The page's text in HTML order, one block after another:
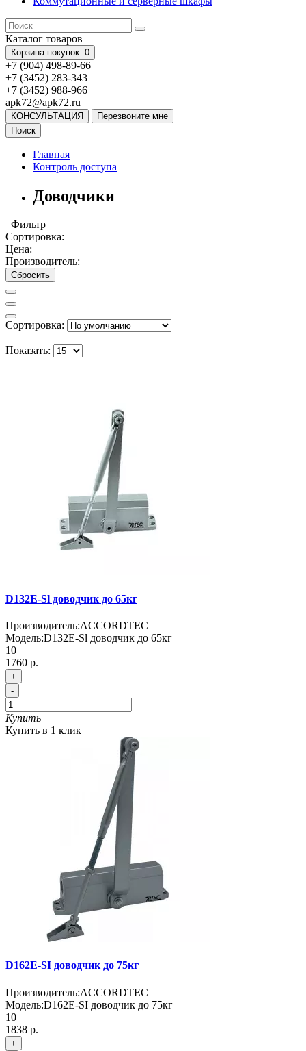
Каталог товаров
Корзина покупок: 0
+7 (904) 498-89-66
+7 (3452) 283-343
+7 (3452) 988-966
apk72@apk72.ru
КОНСУЛЬТАЦИЯ
Перезвоните мне
Поиск
Главная
Контроль доступа
Доводчики
Фильтр
Сортировка:
Цена:
Производитель:
Сбросить
Сортировка:
Показать:
D132E-Sl доводчик до 65кг
Производитель:ACCORDTEC
Модель:D132E-Sl доводчик до 65кг
10
1760 р.
+
-
Купить
Купить в 1 клик
D162E-SI доводчик до 75кг
Производитель:ACCORDTEC
Модель:D162E-SI доводчик до 75кг
10
1838 р.
+